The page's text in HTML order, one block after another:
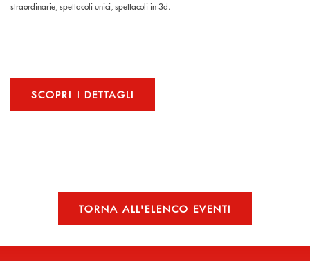
straordinarie, spettacoli unici, spettacoli in 3d.
SCOPRI I DETTAGLI
TORNA ALL'ELENCO EVENTI